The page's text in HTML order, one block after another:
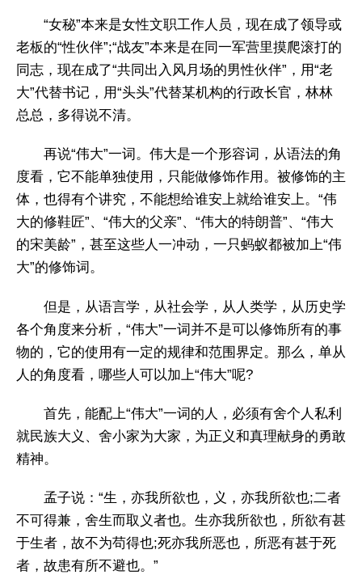
“女秘”本来是女性文职工作人员，现在成了领导或
老板的“性伙伴”;“战友”本来是在同一军营里摸爬滚打的
同志，现在成了“共同出入风月场的男性伙伴”，用“老
大”代替书记，用“头头”代替某机构的行政长官，林林
总总，多得说不清。
再说“伟大”一词。伟大是一个形容词，从语法的角
度看，它不能单独使用，只能做修饰作用。被修饰的主
体，也得有个讲究，不能想给谁安上就给谁安上。“伟
大的修鞋匠”、“伟大的父亲”、“伟大的特朗普”、“伟大
的宋美龄”，甚至这些人一冲动，一只蚂蚁都被加上“伟
大”的修饰词。
但是，从语言学，从社会学，从人类学，从历史学
各个角度来分析，“伟大”一词并不是可以修饰所有的事
物的，它的使用有一定的规律和范围界定。那么，单从
人的角度看，哪些人可以加上“伟大”呢?
首先，能配上“伟大”一词的人，必须有舍个人私利
就民族大义、舍小家为大家，为正义和真理献身的勇敢
精神。
孟子说：“生，亦我所欲也，义，亦我所欲也;二者
不可得兼，舍生而取义者也。生亦我所欲也，所欲有甚
于生者，故不为苟得也;死亦我所恶也，所恶有甚于死
者，故患有所不避也。”